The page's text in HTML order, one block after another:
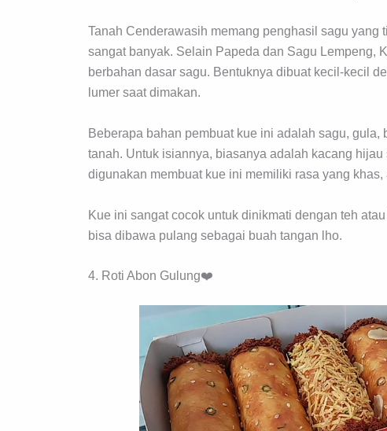
Tanah Cenderawasih memang penghasil sagu
sangat banyak. Selain Papeda dan Sagu Lempeng,
berbahan dasar sagu. Bentuknya dibuat kecil-kecil
lumer saat dimakan.
Beberapa bahan pembuat kue ini adalah sagu,
tanah. Untuk isiannya, biasanya adalah kacang
digunakan membuat kue ini memiliki rasa yang
Kue ini sangat cocok untuk dinikmati dengan teh
bisa dibawa pulang sebagai buah tangan lho.
4. Roti Abon Gulung❤️